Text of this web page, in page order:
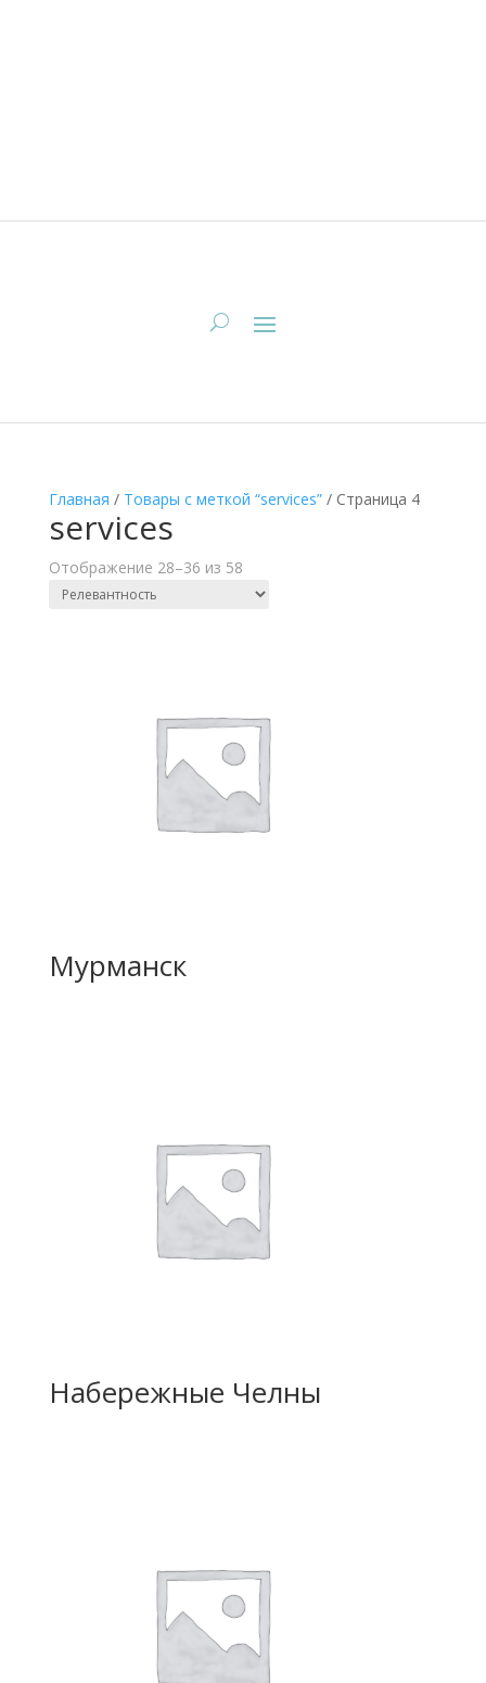
Главная / Товары с меткой “services”/ Страница 4
services
Отображение 28–36 из 58
Мурманск
Набережные Челны